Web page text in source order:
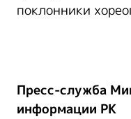
поклонники
Пресс-служба
информации РК